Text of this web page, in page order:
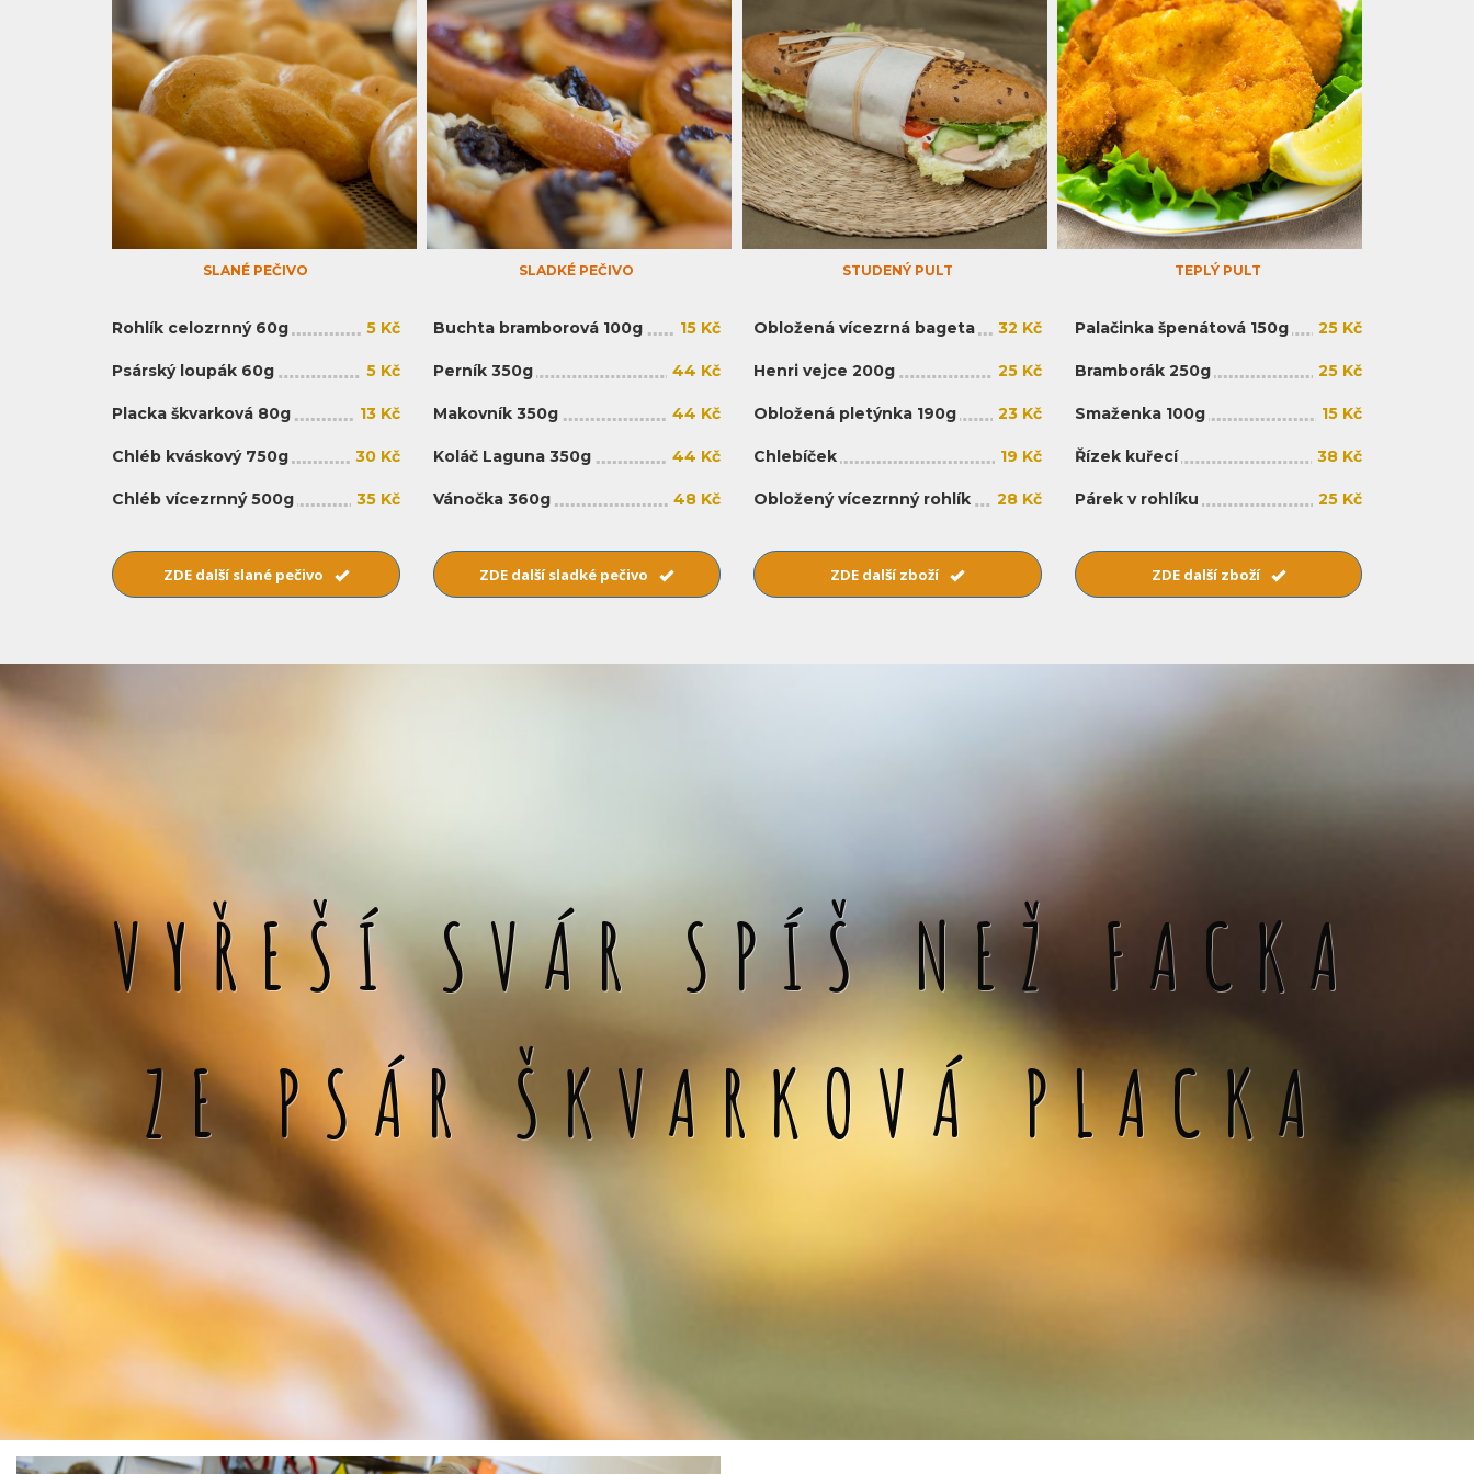
SLANÉ PEČIVO
Rohlík celozrnný 60g 5 Kč
Psárský loupák 60g 5 Kč
Placka škvarková 80g 13 Kč
Chléb kváskový 750g 30 Kč
Chléb vícezrnný 500g 35 Kč
ZDE další slané pečivo
SLADKÉ PEČIVO
Buchta bramborová 100g 15 Kč
Perník 350g 44 Kč
Makovník 350g 44 Kč
Koláč Laguna 350g 44 Kč
Vánočka 360g 48 Kč
ZDE další sladké pečivo
STUDENÝ PULT
Obložená vícezrná bageta 32 Kč
Henri vejce 200g 25 Kč
Obložená pletýnka 190g 23 Kč
Chlebíček 19 Kč
Obložený vícezrnný rohlík 28 Kč
ZDE další zboží
TEPLÝ PULT
Palačinka špenátová 150g 25 Kč
Bramborák 250g 25 Kč
Smaženka 100g 15 Kč
Řízek kuřecí 38 Kč
Párek v rohlíku 25 Kč
ZDE další zboží
VYŘEŠÍ SVÁR SPÍŠ NEŽ FACKA
ZE PSÁR ŠKVARKOVÁ PLACKA